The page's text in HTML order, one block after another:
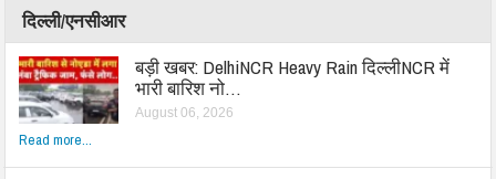
दिल्ली/एनसीआर
बड़ी खबर: DelhiNCR Heavy Rain दिल्लीNCR में
भारी बारिश नो…
August 06, 2026
Read more...